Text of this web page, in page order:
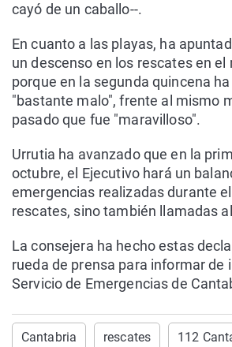
cayó de un caballo--.
En cuanto a las playas, ha
un descenso en los rescates en el
porque en la segunda quincena
"bastante malo", frente al mismo
pasado que fue "maravilloso".
Urrutia ha avanzado que en la
octubre, el Ejecutivo hará un
emergencias realizadas durante
rescates, sino también llamadas
La consejera ha hecho estas
rueda de prensa para informar de
Servicio de Emergencias de
Cantabria rescates 112